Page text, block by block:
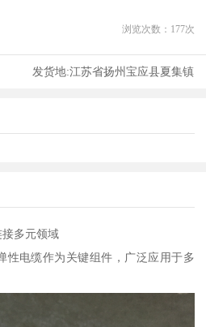
浏览次数： 177次
发货地:江苏省扬州宝应县夏集镇
多元领域
性电缆作为关键组件，广泛应用于多